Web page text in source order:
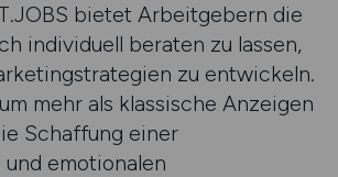
bietet Arbeitgebern die
individuell beraten zu lassen,
zu entwickeln.
mehr als klassische Anzeigen
Schaffung einer
emotionalen